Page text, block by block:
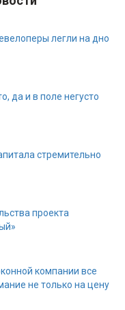
легли на дно
да и в поле негусто
стремительно
проекта
компании все
не только на цену